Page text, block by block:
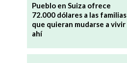
Pueblo en Suiza ofrece
72.000 dólares a las familias
que quieran mudarse a vivir
ahí